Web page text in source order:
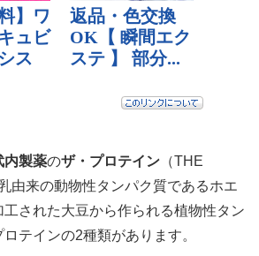
内製薬のザ・プロテイン （THE
由来の動物性タンパク質であるホエ
された大豆から作られる植物性タン
テインの2種類があります。